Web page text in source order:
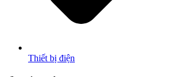
Thiết bị điện